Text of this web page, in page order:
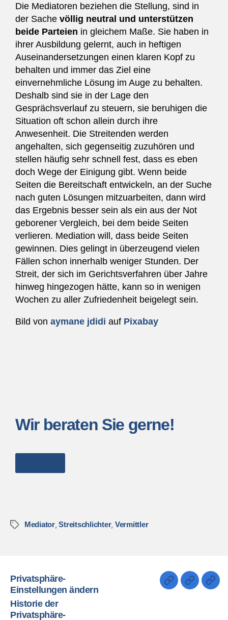
Die Mediatoren beziehen die Stellung, sind in
der Sache völlig neutral und unterstützen
beide Parteien in gleichem Maße. Sie haben in
ihrer Ausbildung gelernt, auch in heftigen
Auseinandersetzungen einen klaren Kopf zu
behalten und immer das Ziel eine
einvernehmliche Lösung im Auge zu behalten.
Deshalb sind sie in der Lage den
Gesprächsverlauf zu steuern, sie beruhigen die
Situation oft schon allein durch ihre
Anwesenheit. Die Streitenden werden
angehalten, sich gegenseitig zuzuhören und
stellen häufig sehr schnell fest, dass es eben
doch Wege der Einigung gibt. Wenn beide
Seiten die Bereitschaft entwickeln, an der Suche
nach guten Lösungen mitzuarbeiten, dann wird
das Ergebnis besser sein als ein aus der Not
geborener Vergleich, bei dem beide Seiten
verlieren. Mediation will, dass beide Seiten
gewinnen. Dies gelingt in überzeugend vielen
Fällen schon innerhalb weniger Stunden. Der
Streit, der sich im Gerichtsverfahren über Jahre
hinweg hingezogen hätte, kann so in wenigen
Wochen zu aller Zufriedenheit beigelegt sein.
Bild von aymane jdidi auf Pixabay
Wir beraten Sie gerne!
Mediator,Streitschlichter, Vermittler
Privatsphäre-
Einstellungen ändern
Historie der
Privatsphäre-